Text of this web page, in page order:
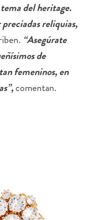
del heritage.
reliquias,
. “Asegúrate
de
femeninos, en
comentan.